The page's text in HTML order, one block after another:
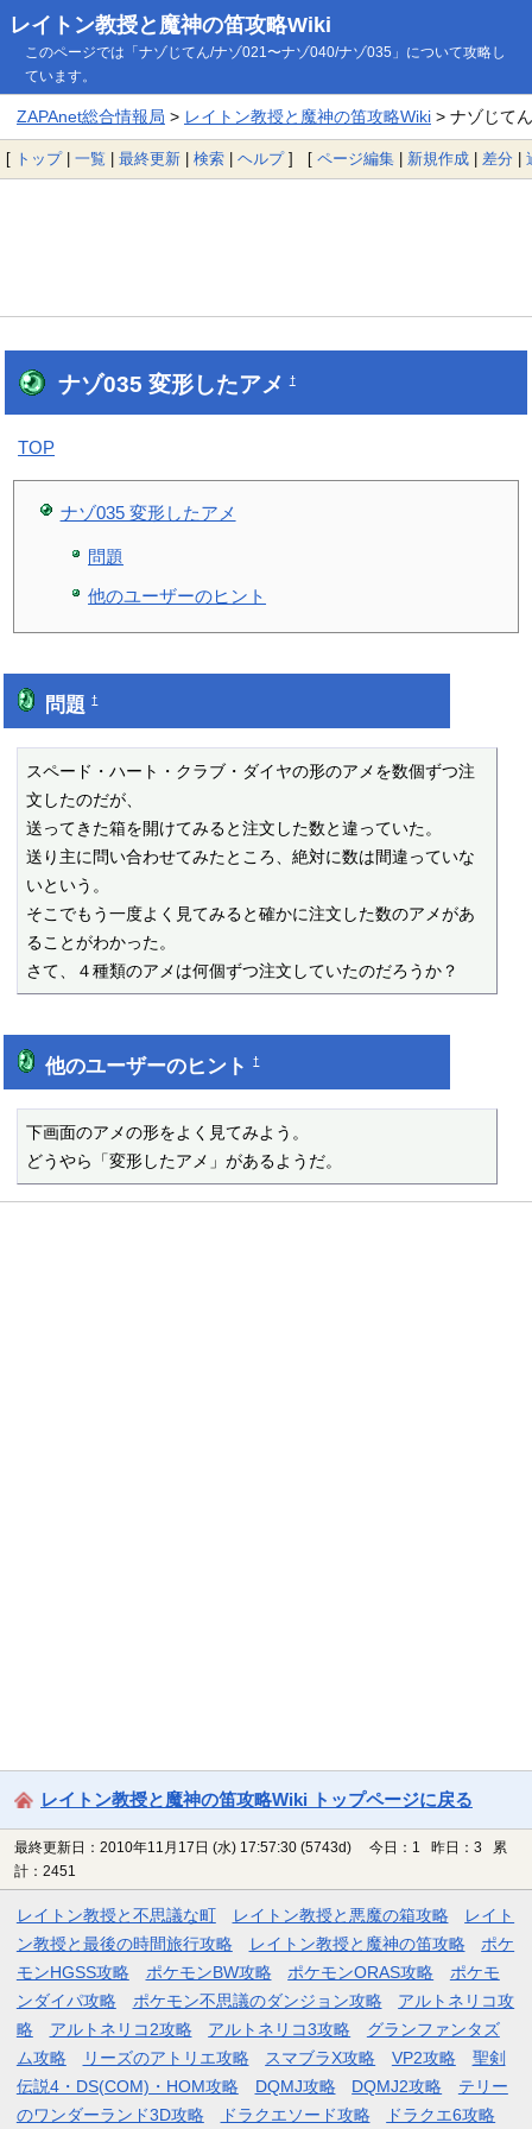
レイトン教授と魔神の笛攻略Wiki
このページでは「ナゾじてん/ナゾ021〜ナゾ040/ナゾ035」について攻略し
ています。
ZAPAnet総合情報局 > レイトン教授と魔神の笛攻略Wiki> ナゾじて
[ トップ| 一覧 | 最終更新 | 検索 | ヘルプ] [ ページ編集 | 新規作成 | 差分 |
ナゾ035 変形したアメ†
TOP
ナゾ035 変形したアメ
問題
他のユーザーのヒント
問題†
スペード・ハート・クラブ・ダイヤの形のアメを数個ずつ注
文したのだが、
送ってきた箱を開けてみると注文した数と違っていた。
送り主に問い合わせてみたところ、絶対に数は間違っていな
いという。
そこでもう一度よく見てみると確かに注文した数のアメがあ
ることがわかった。
さて、４種類のアメは何個ずつ注文していたのだろうか？
他のユーザーのヒント†
下画面のアメの形をよく見てみよう。
どうやら「変形したアメ」があるようだ。
レイトン教授と魔神の笛攻略Wiki トップページに戻る
最終更新日：2010年11月17日 (水) 17:57:30 (5743d)
今日：1 昨日：3 累
計：2451
レイトン教授と不思議な町 レイトン教授と悪魔の箱攻略
レイト
ン教授と最後の時間旅行攻略
レイトン教授と魔神の笛攻略
ポケ
モンHGSS攻略
ポケモンBW攻略 ポケモンORAS攻略
ポケモ
ンダイパ攻略
ポケモン不思議のダンジョン攻略
アルトネリコ攻
略
アルトネリコ2攻略 アルトネリコ3攻略
グランファンタズ
ム攻略
リーズのアトリエ攻略 スマブラX攻略 VP2攻略
聖剣
伝説4・DS(COM)・HOM攻略
DQMJ攻略 DQMJ2攻略
テリー
のワンダーランド3D攻略
ドラクエソード攻略 ドラクエ6攻略